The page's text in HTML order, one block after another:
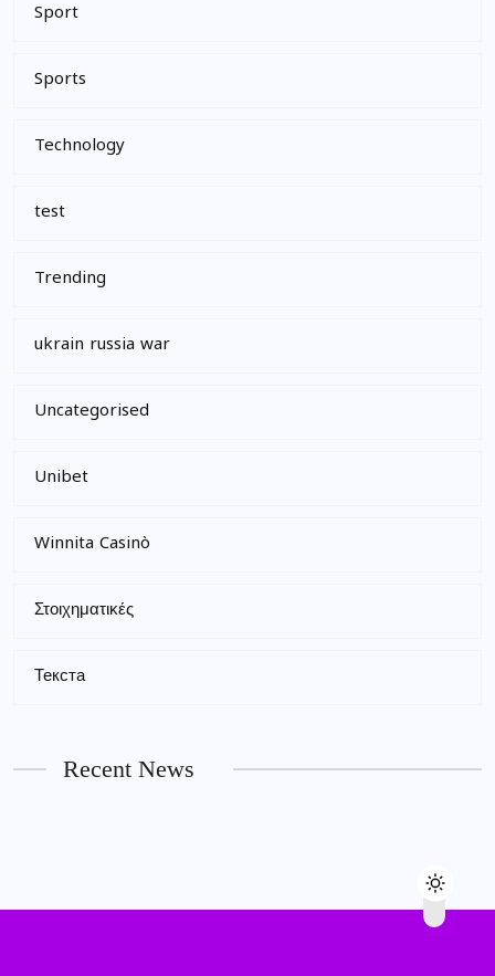
Sport
Sports
Technology
test
Trending
ukrain russia war
Uncategorised
Unibet
Winnita Casinò
Στοιχηματικές
Текста
Recent News